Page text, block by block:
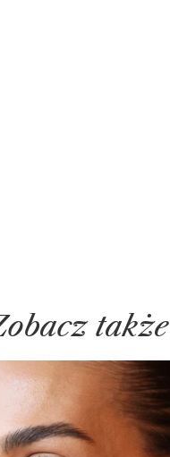
także